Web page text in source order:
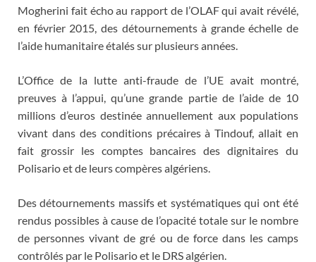
Mogherini fait écho au rapport de l’OLAF qui avait révélé,
en février 2015, des détournements à grande échelle de
l’aide humanitaire étalés sur plusieurs années.
L’Office de la lutte anti-fraude de l’UE avait montré,
preuves à l’appui, qu’une grande partie de l’aide de 10
millions d’euros destinée annuellement aux populations
vivant dans des conditions précaires à Tindouf, allait en
fait grossir les comptes bancaires des dignitaires du
Polisario et de leurs compères algériens.
Des détournements massifs et systématiques qui ont été
rendus possibles à cause de l’opacité totale sur le nombre
de personnes vivant de gré ou de force dans les camps
contrôlés par le Polisario et le DRS algérien.